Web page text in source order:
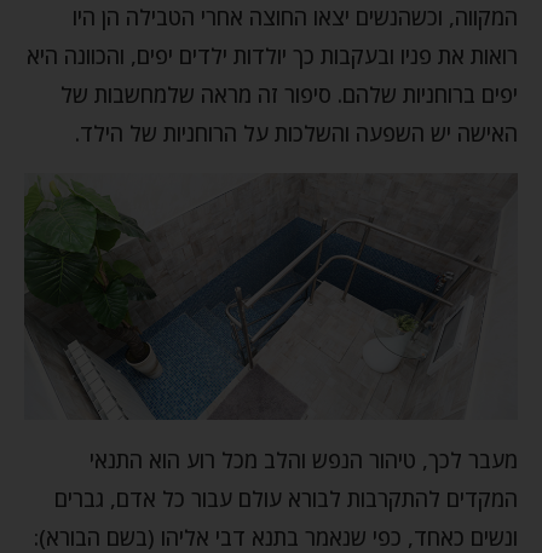
המקווה, וכשהנשים יצאו החוצה אחרי הטבילה הן היו
רואות את פניו ובעקבות כך יולדות ילדים יפים, והכוונה היא
יפים ברוחניות שלהם. סיפור זה מראה שלמחשבות של
האישה יש השפעה והשלכות על הרוחניות של הילד.
מעבר לכך, טיהור הנפש והלב מכל רוע הוא התנאי
המקדים להתקרבות לבורא עולם עבור כל אדם, גברים
ונשים כאחד, כפי שנאמר בתנא דבי אליהו (בשם הבורא):